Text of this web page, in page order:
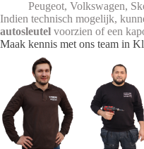
Peugeot, Volkswagen,
Indien technisch mogelijk,
autosleutel voorzien of een
Maak kennis met ons team in